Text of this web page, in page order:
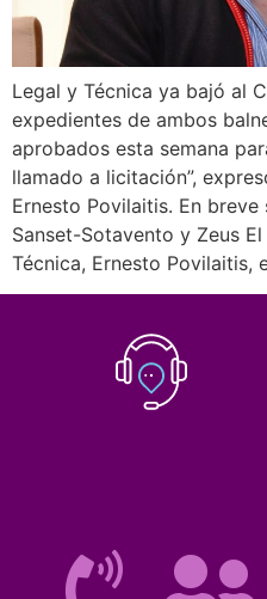
Legal y Técnica ya bajó al
expedientes de ambos
aprobados esta semana
llamado a licitación”,
Ernesto Povilaitis. En
Sanset-Sotavento y Zeus
Técnica, Ernesto Povilaitis,